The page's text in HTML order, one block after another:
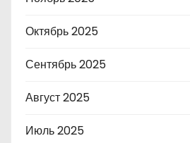
Октябрь 2025
Сентябрь 2025
Август 2025
Июль 2025